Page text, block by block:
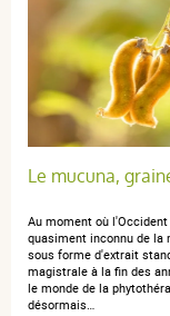
Le mucuna,
Au moment où
quasiment inconnu de
sous forme d'extrait
magistrale à la fin des
le monde de la
désormais…